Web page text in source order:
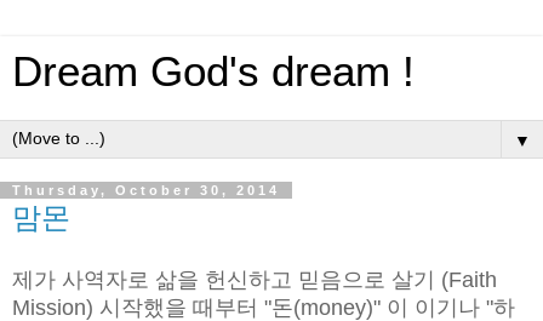
Dream God's dream !
▼
Thursday, October 30, 2014
맘몬
제가 사역자로 삶을 헌신하고 믿음으로 살기 (Faith
Mission) 시작했을 때부터 "돈(money)" 이 이기나 "하